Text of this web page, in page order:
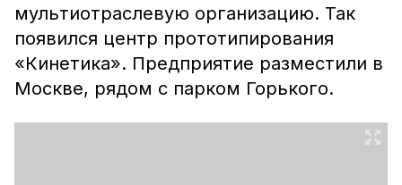
мультиотраслевую организацию. Так
появился центр прототипирования
«Кинетика». Предприятие разместили в
Москве, рядом с парком Горького.